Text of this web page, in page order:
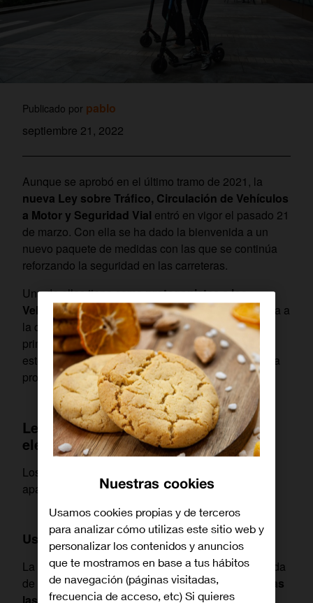
Publicado por pablo
septiembre 21, 2022
Aunque se aprobó en el último tramo de 2021, la
nueva Ley sobre Tráfico, Circulación de Vehículos
a Motor y Seguridad Vial entró en vigor el pasado 21
de marzo. Con ella se ha dado la bienvenida a un
nuevo paquete de medidas con las que se continúa
reforzando la seguridad en las carreteras.
Una de ellas tiene comoprotagonistas a los
Vehículos de Movilidad Personal (VPM) , categoría a
la que pertenecen los patinetes eléctricos
. Por
primera vez, se legisla de manera específica para
este medio de transporte que en los últimos años ha
protagonizado unfuerte crecimiento exponencial
Ley de Tráfico sobre los patinetes
eléctricos
Los aspectos clave se pueden resumir en seis
apartados.
Uso obligatorio de casco
La utilización de un casco homologado como medida
de protección y seguridad esobligatorio para todas
Nuestras cookies
Usamos cookies propias y de terceros
para analizar cómo utilizas este sitio web y
personalizar los contenidos y anuncios
que te mostramos en base a tus hábitos
de navegación (páginas visitadas,
frecuencia de acceso, etc) Si quieres